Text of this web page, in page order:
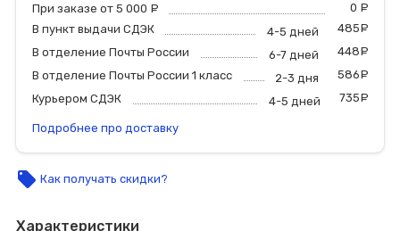
При заказе от 5 000 0
В пункт выдачи СДЭК
4-5 дней 485
В отделение Почты России
6-7 дней 448
В отделение Почты России 1 класс
2-3 дня 586
Курьером СДЭК
4-5 дней 735
Подробнее про доставку
local_offer Как получать скидки?
Характеристики